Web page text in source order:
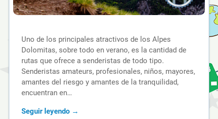
Uno de los principales atractivos de los Alpes
Dolomitas, sobre todo en verano, es la cantidad de
rutas que ofrece a senderistas de todo tipo.
Senderistas amateurs, profesionales, niños, mayores,
amantes del riesgo y amantes de la tranquilidad,
encuentran en…
Seguir leyendo →